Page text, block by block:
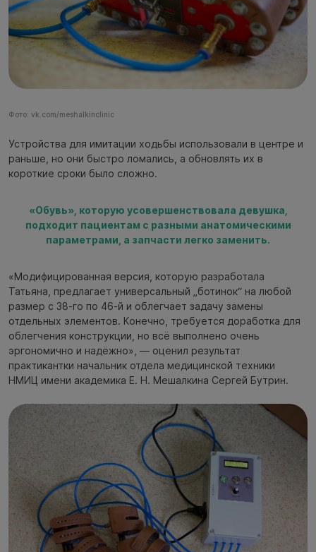
Фото: vk.com/meshalkinclinic
Устройства для имитации ходьбы использовали в центре и
раньше, но они быстро ломались, а обновлять их в
короткие сроки было сложно.
«Обувь», которую усовершенствовала девушка,
подходит пациентам с разными анатомическими
параметрами, а запчасти легко заменить.
«Модифицированная версия, которую разработала
Татьяна, предлагает универсальный „ботинок“ на любой
размер с 38-го по 46-й и облегчает задачу замены
отдельных элементов. Конечно, требуется доработка для
облегчения конструкции, но всё выполнено очень
эргономично и надёжно», — оценил результат
практикантки начальник отдела медицинской техники
НМИЦ имени академика Е. Н. Мешалкина Сергей Бутрин.